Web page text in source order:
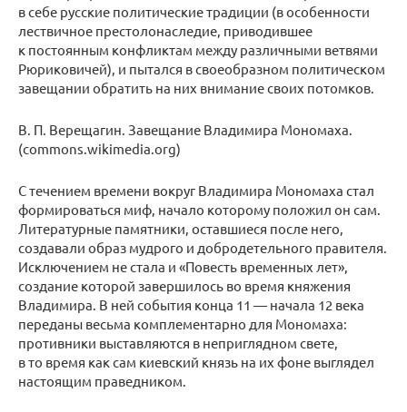
в себе русские политические традиции (в особенности
лествичное престолонаследие, приводившее
к постоянным конфликтам между различными ветвями
Рюриковичей), и пытался в своеобразном политическом
завещании обратить на них внимание своих потомков.
В. П. Верещагин. Завещание Владимира Мономаха.
(commons.wikimedia.org)
С течением времени вокруг Владимира Мономаха стал
формироваться миф, начало которому положил он сам.
Литературные памятники, оставшиеся после него,
создавали образ мудрого и добродетельного правителя.
Исключением не стала и «Повесть временных лет»,
создание которой завершилось во время княжения
Владимира. В ней события конца 11 — начала 12 века
переданы весьма комплементарно для Мономаха:
противники выставляются в неприглядном свете,
в то время как сам киевский князь на их фоне выглядел
настоящим праведником.